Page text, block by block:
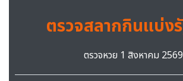
ตรวจสลากกินแบ่ง
ตรวจหวย 1 สิงหาคม 2569